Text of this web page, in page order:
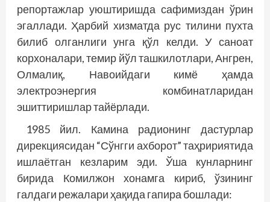
репортажлар уюштиришда сафимиздан ўрин
эгаллади. Ҳарбий хизматда рус тилини пухта
билиб олганлиги унга қўл келди. У саноат
корхоналари, темир йўл ташкилотлари, Ангрен,
Олмалиқ, Навоийдаги кимё ҳамда
электроэнергия комбинатларидан
эшиттиришлар тайёрлади.
1985 йил. Камина радионинг дастурлар
дирекциясидан “Сўнгги ахборот” таҳририятида
ишлаётган кезларим эди. Ўша кунларнинг
бирида Комилжон хонамга кириб, ўзининг
галдаги режалари ҳақида гапира бошлади: